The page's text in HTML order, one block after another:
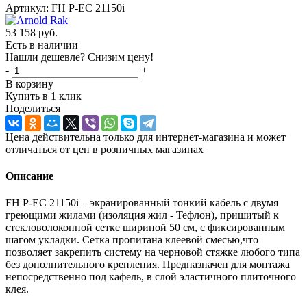
Артикул: FH P-EC 21150i
53 158 руб.
Есть в наличии
Нашли дешевле? Снизим цену!
-
+
В корзину
Купить в 1 клик
Поделиться
Цена действительна только для интернет-магазина и может
отличаться от цен в розничных магазинах
Описание
FH P-EC 21150i – экранированный тонкий кабель с двумя
греющими жилами (изоляция жил - Тефлон), пришитый к
стекловолоконной сетке шириной 50 см, с фиксированным
шагом укладки. Сетка пропитана клеевой смесью,что
позволяет закрепить систему на черновой стяжке любого типа
без дополнительного крепления. Предназначен для монтажа
непосредственно под кафель, в слой эластичного плиточного
клея.